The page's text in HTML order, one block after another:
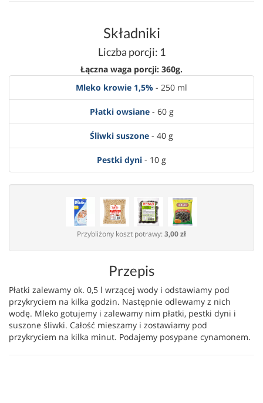
Składniki
Liczba porcji: 1
Łączna waga porcji: 360g.
Mleko krowie 1,5% - 250 ml
Płatki owsiane- 60 g
Śliwki suszone - 40 g
Pestki dyni - 10 g
Przybliżony koszt potrawy:3,00 zł
Przepis
Płatki zalewamy ok. 0,5 l wrzącej wody i odstawiamy pod
przykryciem na kilka godzin. Następnie odlewamy z nich
wodę. Mleko gotujemy i zalewamy nim płatki, pestki dyni i
suszone śliwki. Całość mieszamy i zostawiamy pod
przykryciem na kilka minut. Podajemy posypane cynamonem.